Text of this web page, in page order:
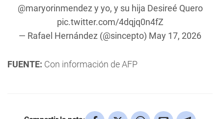
@maryorinmendez y yo, y su hija Desireé Quero
pic.twitter.com/4dqjq0n4fZ
— Rafael Hernández (@sincepto) May 17, 2026
FUENTE: Con información de AFP